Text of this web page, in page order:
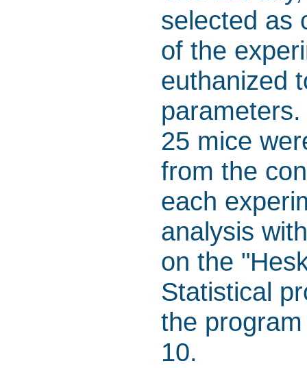
selected as
of the
euthanized
25 mice
from the
each
analysis
on the
Statistical
the
10.